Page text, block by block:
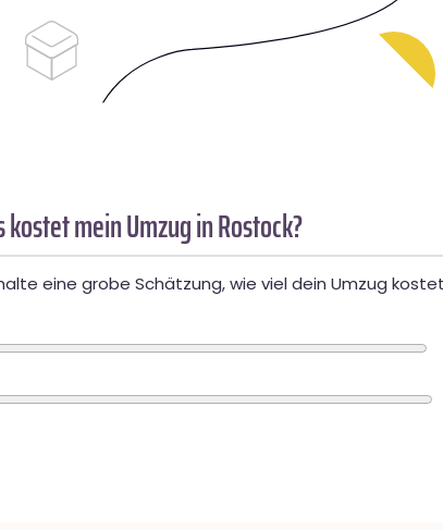
mein Umzug in Rostock?
eine grobe Schätzung, wie viel dein Umzug